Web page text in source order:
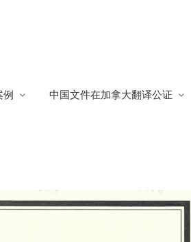
例 中国文件在加拿大翻译公证